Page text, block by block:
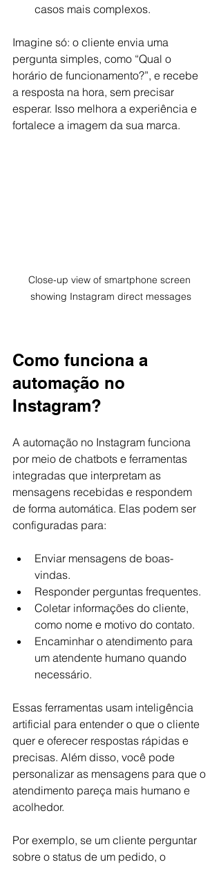
casos mais complexos.
Imagine só: o cliente envia uma
pergunta simples, como “Qual o
horário de funcionamento?”, e recebe
a resposta na hora, sem precisar
esperar. Isso melhora a experiência e
fortalece a imagem da sua marca.
Close-up view of smartphone screen
showing Instagram direct messages
Como funciona a
automação no
Instagram?
A automação no Instagram funciona
por meio de chatbots e ferramentas
integradas que interpretam as
mensagens recebidas e respondem
de forma automática. Elas podem ser
configuradas para:
Enviar mensagens de boas-
vindas.
Responder perguntas frequentes.
Coletar informações do cliente,
como nome e motivo do contato.
Encaminhar o atendimento para
um atendente humano quando
necessário.
Essas ferramentas usam inteligência
artificial para entender o que o cliente
quer e oferecer respostas rápidas e
precisas. Além disso, você pode
personalizar as mensagens para que o
atendimento pareça mais humano e
acolhedor.
Por exemplo, se um cliente perguntar
sobre o status de um pedido, o